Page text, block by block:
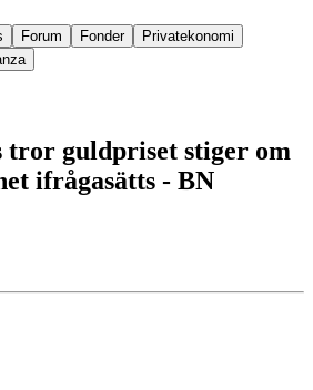
Forum Fonder
Privatekonomi
tror guldpriset stiger om
ifrågasätts - BN